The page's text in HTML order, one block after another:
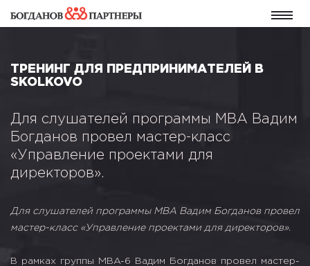
ТРЕНИНГ ДЛЯ ПРЕДПРИНИМАТЕЛЕЙ В
SKOLKOVO
Для слушателей программы MBA Вадим
Богданов провел мастер-класс
«Управление проектами для
директоров».
Для слушателей программы MBA Вадим Богданов провел
мастер-класс «Управление проектами для директоров».
В рамках группы MBA-6 Вадим Богданов провел мастер-